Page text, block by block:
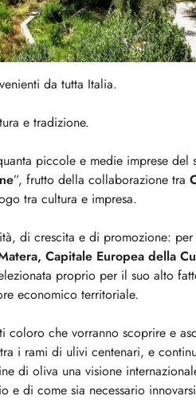
da tutta Italia.
e tradizione.
piccole e medie imprese
”, frutto della collaborazione tra
tra cultura e impresa.
di crescita e di promozione: per
Capitale Europea della
proprio per il suo alto
economico territoriale.
che vorranno scoprire e
i rami di ulivi centenari, e
di oliva una visione
di come sia necessario